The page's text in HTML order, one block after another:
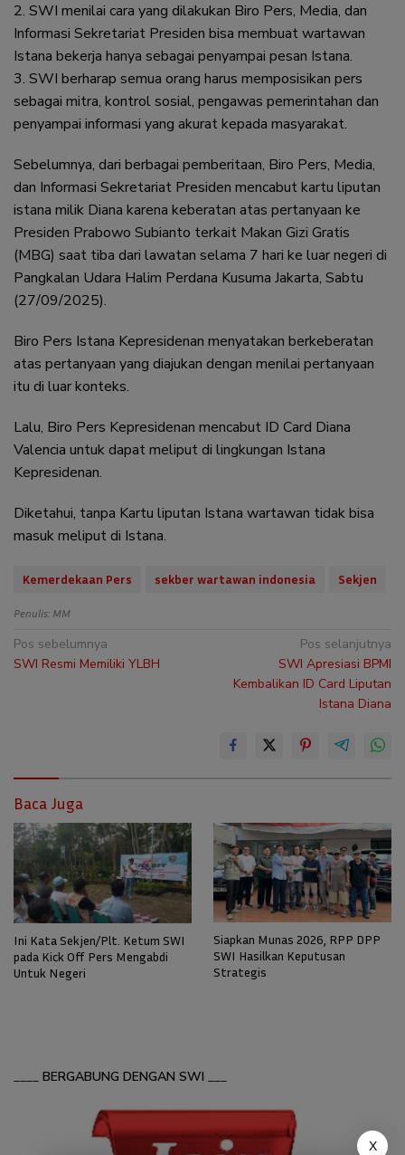
2. SWI menilai cara yang dilakukan Biro Pers, Media, dan
Informasi Sekretariat Presiden bisa membuat wartawan
Istana bekerja hanya sebagai penyampai pesan Istana.
3. SWI berharap semua orang harus memposisikan pers
sebagai mitra, kontrol sosial, pengawas pemerintahan dan
penyampai informasi yang akurat kepada masyarakat.
Sebelumnya, dari berbagai pemberitaan, Biro Pers, Media,
dan Informasi Sekretariat Presiden mencabut kartu liputan
istana milik Diana karena keberatan atas pertanyaan ke
Presiden Prabowo Subianto terkait Makan Gizi Gratis
(MBG) saat tiba dari lawatan selama 7 hari ke luar negeri di
Pangkalan Udara Halim Perdana Kusuma Jakarta, Sabtu
(27/09/2025).
Biro Pers Istana Kepresidenan menyatakan berkeberatan
atas pertanyaan yang diajukan dengan menilai pertanyaan
itu di luar konteks.
Lalu, Biro Pers Kepresidenan mencabut ID Card Diana
Valencia untuk dapat meliput di lingkungan Istana
Kepresidenan.
Diketahui, tanpa Kartu liputan Istana wartawan tidak bisa
masuk meliput di Istana.
Kemerdekaan Pers sekber wartawan indonesia Sekjen
Penulis: MM
Navigasi
pos
Pos sebelumnya
SWI Resmi Memiliki YLBH
Pos selanjutnya
SWI Apresiasi BPMI
Kembalikan ID Card Liputan
Istana Diana
Baca Juga
Ini Kata Sekjen/Plt. Ketum SWI
pada Kick Off Pers Mengabdi
Untuk Negeri
Siapkan Munas 2026, RPP DPP
SWI Hasilkan Keputusan
Strategis
____ BERGABUNG DENGAN SWI ___
X